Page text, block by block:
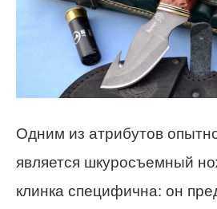
Одним из атрибутов
является шкуросъемный
клинка специфична: он